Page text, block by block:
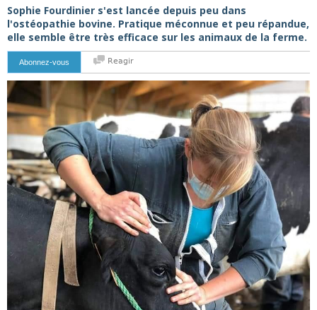
Sophie Fourdinier s'est lancée depuis peu dans
l'ostéopathie bovine. Pratique méconnue et peu répandue,
elle semble être très efficace sur les animaux de la ferme.
Abonnez-vous Reagir